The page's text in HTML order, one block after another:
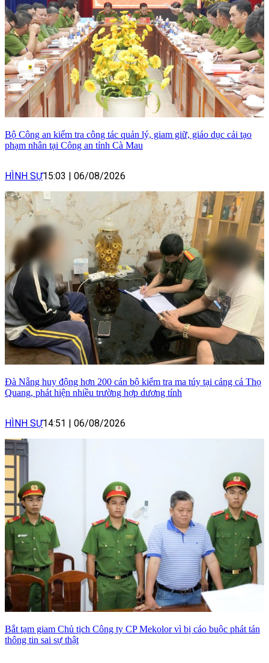
Bộ Công an kiểm tra công tác quản lý, giam giữ, giáo dục cải tạo
phạm nhân tại Công an tỉnh Cà Mau
HÌNH SỰ15:03 | 06/08/2026
Đà Nẵng huy động hơn 200 cán bộ kiểm tra ma túy tại cảng cá Thọ
Quang, phát hiện nhiều trường hợp dương tính
HÌNH SỰ14:51 | 06/08/2026
Bắt tạm giam Chủ tịch Công ty CP Mekolor vì bị cáo buộc phát tán
thông tin sai sự thật